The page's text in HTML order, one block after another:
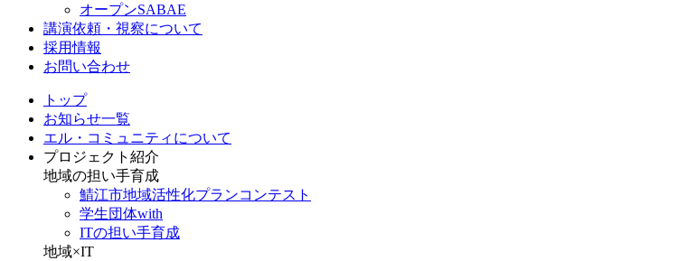
オープンSABAE
講演依頼・視察について
採用情報
お問い合わせ
トップ
お知らせ一覧
エル・コミュニティについて
プロジェクト紹介
地域の担い手育成
鯖江市地域活性化プランコンテスト
学生団体with
ITの担い手育成
地域×IT